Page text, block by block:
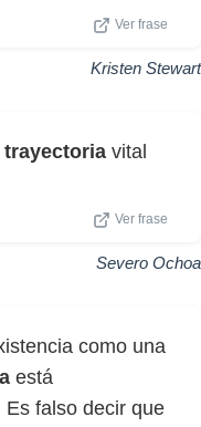
Ver frase
Kristen Stewart
trayectoria vital
Ver frase
Severo Ochoa
como una
está
falso decir que